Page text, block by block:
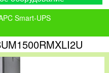
Smart-UPS